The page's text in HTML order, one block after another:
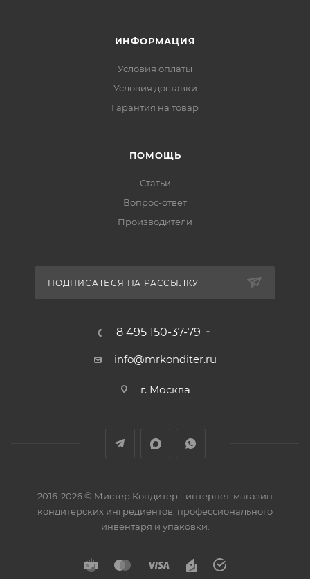
ИНФОРМАЦИЯ
Условия оплаты
Условия доставки
Гарантия на товар
ПОМОЩЬ
Статьи
Вопрос-ответ
Производители
ПОДПИСАТЬСЯ НА РАССЫЛКУ
8 495 150-37-79
info@mrkonditer.ru
г. Москва
2016-2026 © Мистер Кондитер - интернет-магазин
кондитерских ингредиентов, профессионального
инвентаря и упаковки.